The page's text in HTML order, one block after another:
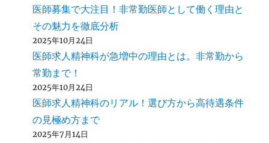
医師募集で大注目！非常勤医師として働く理由と
その魅力を徹底分析
2025年10月24日
医師求人精神科が急増中の理由とは。非常勤から
常勤まで！
2025年10月24日
医師求人精神科のリアル！選び方から高待遇条件
の見極め方まで
2025年7月14日